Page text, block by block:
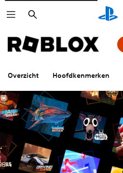
Zoeken
Overzicht Hoofdkenmerken